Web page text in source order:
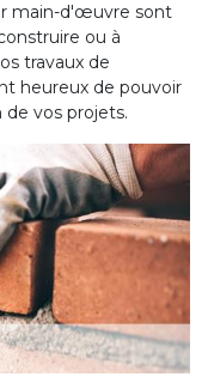
main-d'œuvre sont
ou à
travaux de
heureux de pouvoir
de vos projets.